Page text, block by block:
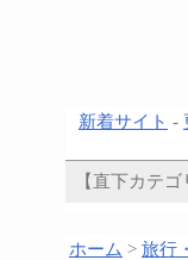
新着サイト -
【直下カテゴ
ホーム > 旅行